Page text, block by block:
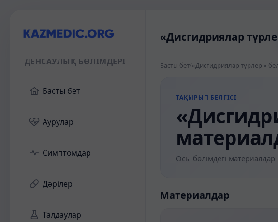
ДЕНСАУЛЫҚ БӨЛІМДЕРІ
Басты бет
Аурулар
Симптомдар
Дәрілер
Талдаулар
«Дисгидриялар
Басты бет/«Дисгидриялар түрлері»
ТАҚЫРЫП БЕЛГІСІ
Осы бөлімдегі
Материалдар